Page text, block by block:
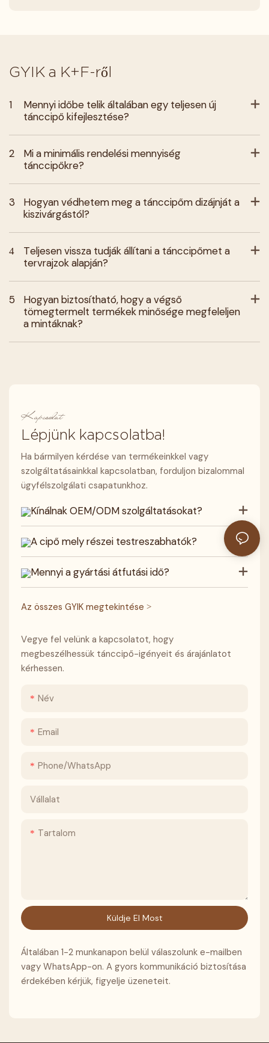
GYIK a K+F-ről
1
Mennyi időbe telik általában egy teljesen új
tánccipő kifejlesztése?
2
Mi a minimális rendelési mennyiség
tánccipőkre?
3
Hogyan védhetem meg a tánccipőm dizájnját a
kiszivárgástól?
4
Teljesen vissza tudják állítani a tánccipőmet a
tervrajzok alapján?
5
Hogyan biztosítható, hogy a végső
tömegtermelt termékek minősége megfeleljen
a mintáknak?
Kapcsolat
Lépjünk kapcsolatba!
Ha bármilyen kérdése van termékeinkkel vagy
szolgáltatásainkkal kapcsolatban, forduljon bizalommal
ügyfélszolgálati csapatunkhoz.
Kínálnak OEM/ODM szolgáltatásokat?
A cipő mely részei testreszabhatók?
Mennyi a gyártási átfutási idő?
Az összes GYIK megtekintése >
Vegye fel velünk a kapcsolatot, hogy
megbeszélhessük tánccipő-igényeit és árajánlatot
kérhessen.
Név
Email
Phone/whatsApp
Vállalat
Tartalom
Küldje El Most
Általában 1-2 munkanapon belül válaszolunk e-mailben
vagy WhatsApp-on. A gyors kommunikáció biztosítása
érdekében kérjük, figyelje üzeneteit.